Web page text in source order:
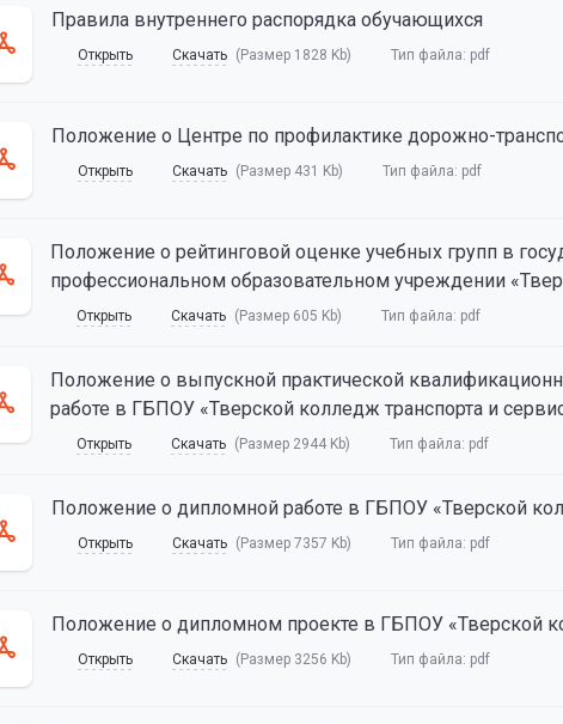
Правила внутреннего распорядка обучающихся
Открыть Скачать (Размер 1828 Kb) Тип файла: pdf
Положение о Центре по профилактике дорожно-
Открыть Скачать (Размер 431 Kb) Тип файла: pdf
Положение о рейтинговой оценке учебных групп в
профессиональном образовательном учреждении
Открыть Скачать (Размер 605 Kb) Тип файла: pdf
Положение о выпускной практической
работе в ГБПОУ «Тверской колледж транспорта и
Открыть Скачать (Размер 2944 Kb) Тип файла: pdf
Положение о дипломной работе в ГБПОУ «Тверской
Открыть Скачать (Размер 7357 Kb) Тип файла: pdf
Положение о дипломном проекте в ГБПОУ «Тверской
Открыть Скачать (Размер 3256 Kb) Тип файла: pdf